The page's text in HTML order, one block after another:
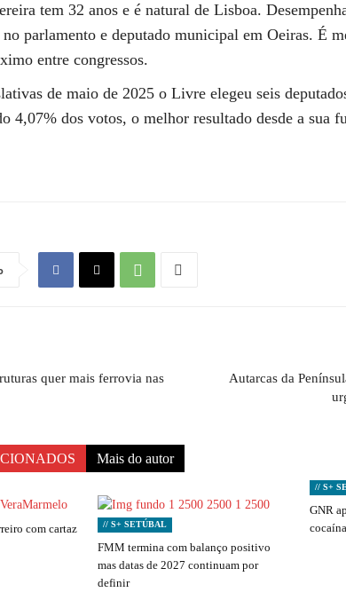
tem 32 anos e é natural de Lisboa.
parlamento e deputado municipal em Oeiras. É
entre congressos.
de maio de 2025 o Livre elegeu seis
4,07% dos votos, o melhor resultado desde a sua
quer mais ferrovia nas
Autarcas da
Mais do autor
com cartaz
// S+ SETÚBAL
FMM termina com balanço positivo
mas datas de 2027 continuam por
definir
// S+
GNR